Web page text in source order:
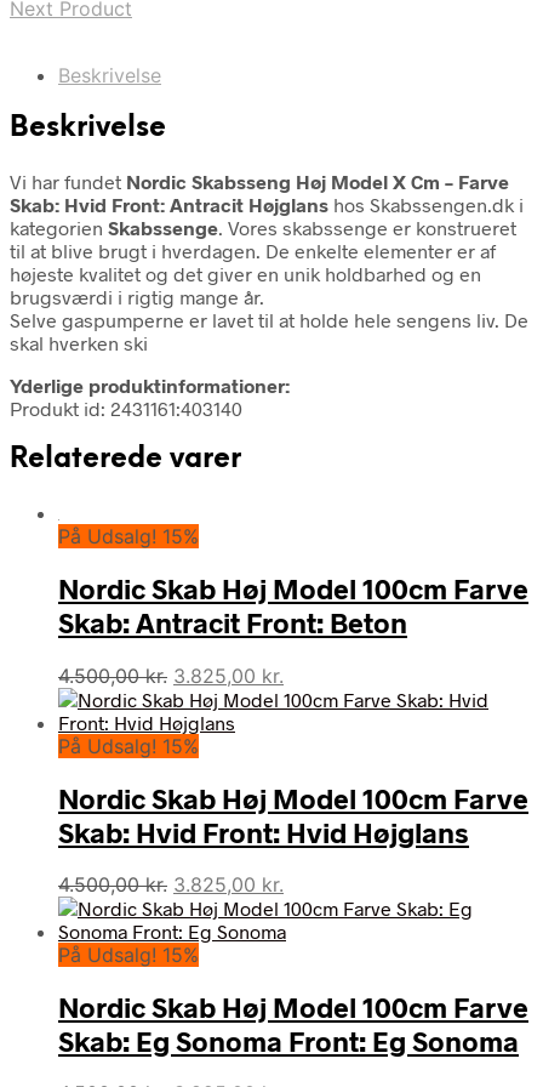
Next Product
Beskrivelse
Beskrivelse
Vi har fundet Nordic Skabsseng Høj Model X Cm – Farve
Skab: Hvid Front: Antracit Højglans hos Skabssengen.dk i
kategorien Skabssenge. Vores skabssenge er konstrueret
til at blive brugt i hverdagen. De enkelte elementer er af
højeste kvalitet og det giver en unik holdbarhed og en
brugsværdi i rigtig mange år.
Selve gaspumperne er lavet til at holde hele sengens liv. De
skal hverken ski
Yderlige produktinformationer:
Produkt id: 2431161:403140
Relaterede varer
På Udsalg! 15%
Nordic Skab Høj Model 100cm Farve
Skab: Antracit Front: Beton
4.500,00kr. Den
oprindelige
pris
var:
3.825,00 kr.
aktuelle
På Udsalg! 15%
Nordic Skab Høj Model 100cm Farve
Skab: Hvid Front: Hvid Højglans
4.500,00kr. Den
oprindelige
pris
var:
3.825,00 kr.
aktuelle
pris
På Udsalg! 15%
Nordic Skab Høj Model 100cm Farve
Skab: Eg Sonoma Front: Eg Sonoma